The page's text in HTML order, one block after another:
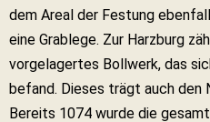
dem Areal der Festung
eine Grablege. Zur Harzburg
vorgelagertes Bollwerk, das
befand. Dieses trägt auch den
Bereits 1074 wurde die